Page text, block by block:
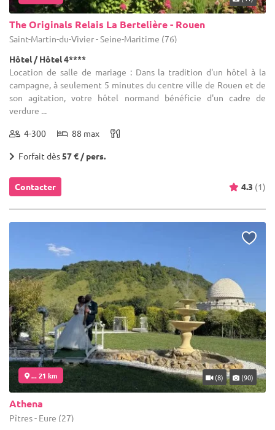
The Originals Relais La Bertelière - Rouen
Saint-Martin-du-Vivier - Seine-Maritime (76)
Hôtel / Hôtel 4****
Location de salle de mariage : Dans la tradition d'un hôtel à la
campagne, à seulement 5 minutes du centre ville de Rouen et de
son agitation, votre hôtel normand bénéficie d'un cadre de
verdure ...
4-300 88 max
Forfait dès57 € / pers.
Contacter 4.3 (1)
... 21 km (8) (90)
Athena
Pîtres - Eure (27)